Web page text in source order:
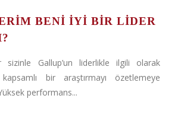
BENI İYI BIR LIDER
sizinle Gallup’un liderlikle ilgili olarak
bir araştırmayı özetlemeye
performans...